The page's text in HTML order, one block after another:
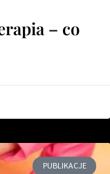
– co
PUBLIKACJE